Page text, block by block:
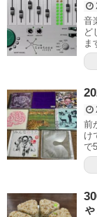
音
ど
ま
前
け
で